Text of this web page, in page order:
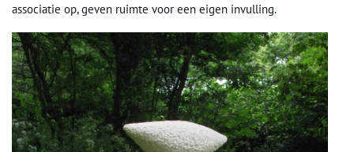
associatie op, geven ruimte voor een eigen invulling.